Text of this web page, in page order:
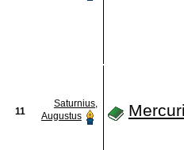
11
Saturnius,
Augustus